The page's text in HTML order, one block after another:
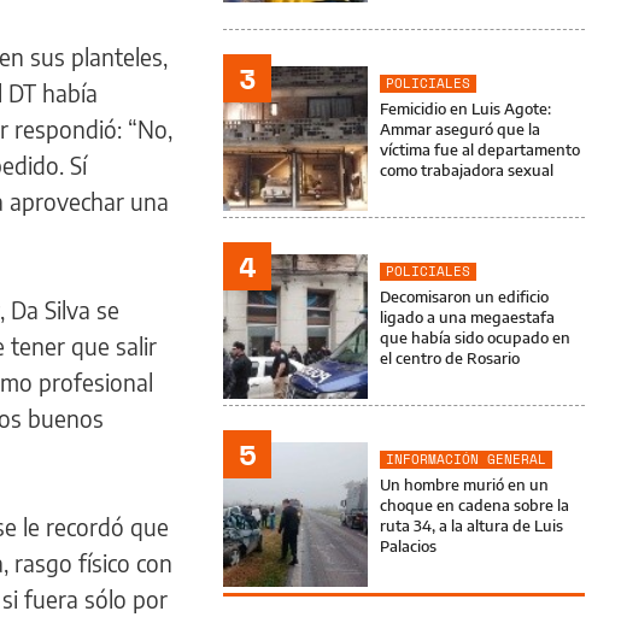
sus planteles,
había
“No,
Sí
aprovechar una
Silva se
tener que salir
profesional
buenos
le recordó que
rasgo físico con
si fuera sólo por
3
POLICIALES
Femicidio en Luis Agote:
Ammar aseguró que la
víctima fue al departamento
como trabajadora sexual
4
POLICIALES
Decomisaron un edificio
ligado a una megaestafa
que había sido ocupado en
el centro de Rosario
5
INFORMACIÓN GENERAL
Un hombre murió en un
choque en cadena sobre la
ruta 34, a la altura de Luis
Palacios